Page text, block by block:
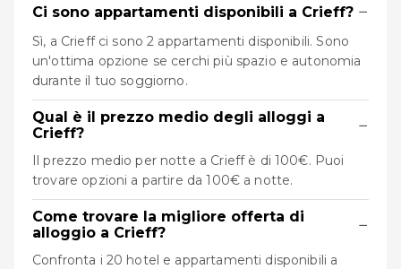
Ci sono appartamenti disponibili a Crieff? −
Sì, a Crieff ci sono 2 appartamenti disponibili. Sono
un'ottima opzione se cerchi più spazio e autonomia
durante il tuo soggiorno.
Qual è il prezzo medio degli alloggi a
Crieff?
−
Il prezzo medio per notte a Crieff è di 100€. Puoi
trovare opzioni a partire da 100€ a notte.
Come trovare la migliore offerta di
alloggio a Crieff?
−
Confronta i 20 hotel e appartamenti disponibili a